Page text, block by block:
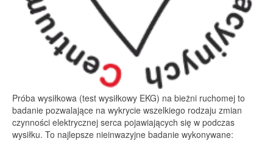
Próba wysiłkowa (test wysiłkowy EKG) na bieżni ruchomej to
badanie pozwalające na wykrycie wszelkiego rodzaju zmian
czynności elektrycznej serca pojawiających się w podczas
wysiłku. To najlepsze nieinwazyjne badanie wykonywane: